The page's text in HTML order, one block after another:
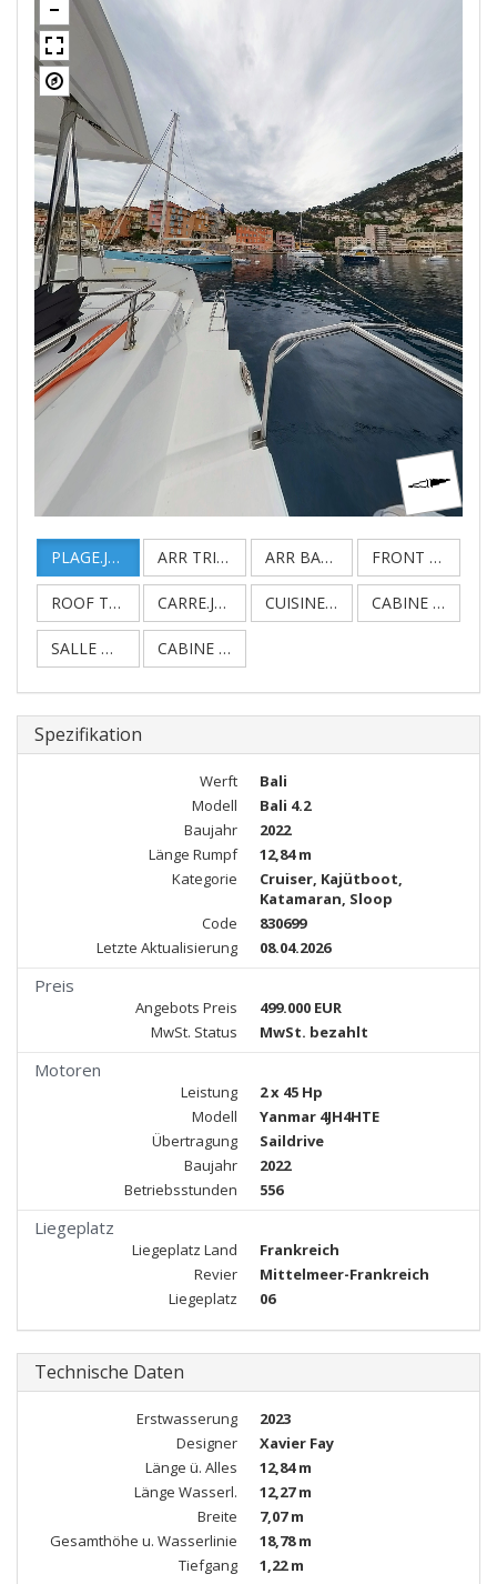
PLAGE.JPG ARR TRIBORD.JPG ARR BABORD.JPG FRONT DECK.JPG
ROOF TOP.JPG CARRE.JPG CUISINE.JPG CABINE PROPRIETAIRE.JPG
SALLE DE BAIN PROPRIETAIRE.JPG CABINE AVANT TRIBORD.JPG
Spezifikation
Werft
Bali
Modell
Bali 4.2
Baujahr
2022
Länge Rumpf
12,84 m
Kategorie
Cruiser, Kajütboot,
Katamaran, Sloop
Code
830699
Letzte Aktualisierung
08.04.2026
Preis
Angebots Preis
499.000 EUR
MwSt. Status
MwSt. bezahlt
Motoren
Leistung
2 x 45 Hp
Modell
Yanmar 4JH4HTE
Übertragung
Saildrive
Baujahr
2022
Betriebsstunden
556
Liegeplatz
Liegeplatz Land
Frankreich
Revier
Mittelmeer-Frankreich
Liegeplatz
06
Technische Daten
Erstwasserung
2023
Designer
Xavier Fay
Länge ü. Alles
12,84 m
Länge Wasserl.
12,27 m
Breite
7,07 m
Gesamthöhe u. Wasserlinie
18,78 m
Tiefgang
1,22 m